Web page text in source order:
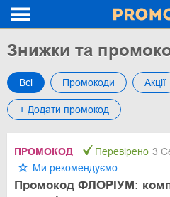
Знижки та
Всі Промокоди Акції
+ Додати промокод
ПРОМОКОД Перевірено 3
Ми рекомендуємо
Промокод ФЛОРІУМ: